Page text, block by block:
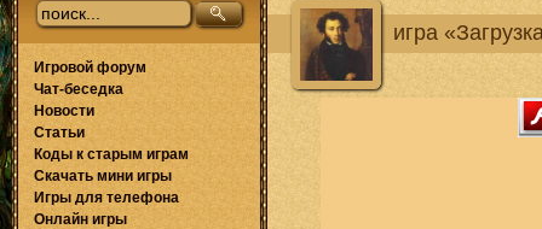
игра
Игровой форум
Чат-беседка
Новости
Статьи
Коды к старым играм
Скачать мини игры
Игры для телефона
Онлайн игры